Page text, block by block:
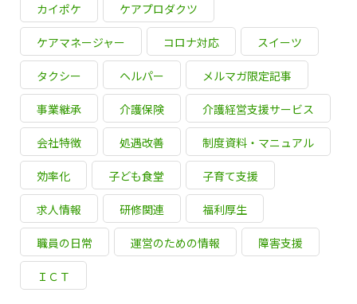
カイポケ ケアプロダクツ
ケアマネージャー コロナ対応 スイーツ
タクシー ヘルパー メルマガ限定記事
事業継承 介護保険 介護経営支援サービス
会社特徴 処遇改善 制度資料・マニュアル
効率化 子ども食堂 子育て支援
求人情報 研修関連 福利厚生
職員の日常 運営のための情報 障害支援
ＩＣＴ